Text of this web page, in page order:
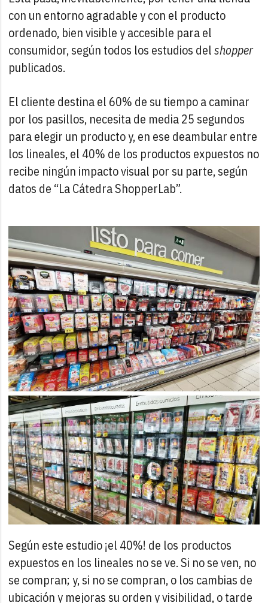
con un entorno agradable y con el producto
ordenado, bien visible y accesible para el
consumidor, según todos los estudios delshopper
publicados.
El cliente destina el 60% de su tiempo a caminar
por los pasillos, necesita de media 25 segundos
para elegir un producto y, en ese deambular entre
los lineales, el 40% de los productos expuestos no
recibe ningún impacto visual por su parte, según
datos de “La Cátedra ShopperLab”.
Según este estudio ¡el 40%! de los productos
expuestos en los lineales no se ve. Si no se ven, no
se compran; y, si no se compran, o los cambias de
ubicación y mejoras su orden y visibilidad, o tarde